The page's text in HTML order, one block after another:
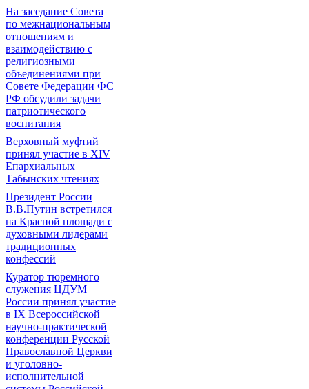
На заседание Совета
по межнациональным
отношениям и
взаимодействию с
религиозными
объединениями при
Совете Федерации ФС
РФ обсудили задачи
патриотического
воспитания
Верховный муфтий
принял участие в ХIV
Епархиальных
Табынских чтениях
Президент России
В.В.Путин встретился
на Красной площади с
духовными лидерами
традиционных
конфессий
Куратор тюремного
служения ЦДУМ
России принял участие
в IX Всероссийской
научно-практической
конференции Русской
Православной Церкви
и уголовно-
исполнительной